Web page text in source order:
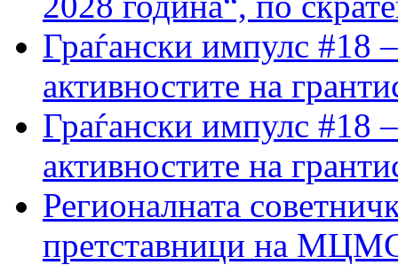
Граѓански импулс #18
активностите на
Граѓански импулс #18
активностите на
Регионалната
претставници на МЦМС